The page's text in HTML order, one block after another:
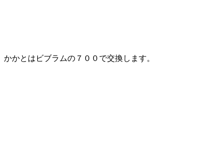
かかとはビブラムの７００で交換します。